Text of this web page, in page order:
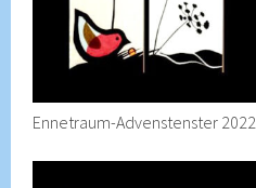
Ennetraum-Advenstenster 2022